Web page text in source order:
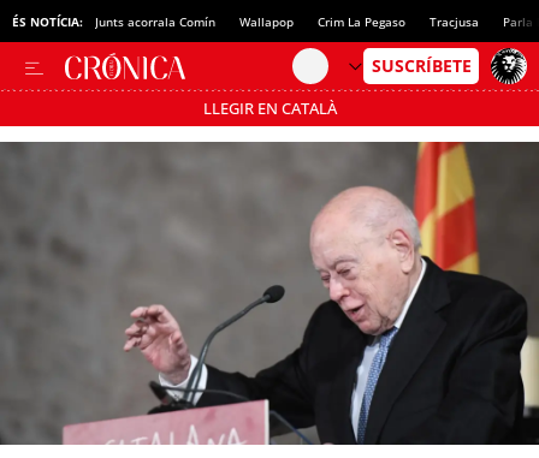
ÉS NOTÍCIA: Junts acorrala Comín Wallapop Crim La Pegaso Tracjusa Parla
LLEGIR EN CATALÀ
Passa’t al mode estalvi